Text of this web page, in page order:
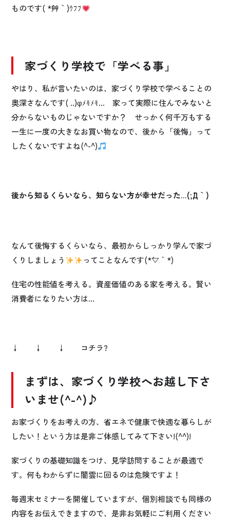
ものです( *´艸｀)ｳﾌﾌ
家づくり学校で「学べる事」
やはり、私が言いたいのは、家づくり学校で学べることの
奥深さなんです( ..)φﾒﾓﾒﾓ… 家って実際に住んでみないと
分からないものじゃないですか？ せっかく何千万もする
一生に一度の大きなお買い物なので、後から「後悔」って
したくないですよね(^-^)
後から知るくらいなら、知らない方が幸せだった…(;´Д｀)
なんて後悔するくらいなら、最初からしっかり学んで家づ
くりしましょう
ってことなんです(*´▽｀*)
住宅の性能値を考える。資産価値のある家を考える。賢い
消費者になりたい方は…
↓ ↓ ↓ コチラ?
まずは、家づくり学校へお越し下さ
いませ(^-^)♪
お家づくりをお考えの方、省エネで健康で快適な暮らしが
したい！という方は是非ご体感してみて下さい!(^^)!
家づくりの基礎知識をつけ、見学訪問することが最適で
す。何もわからずに闇雲に回るのは危険ですよ！
毎週末セミナーを開催していますが、個別相談でも同様の
内容をお伝えできますので、是非お気軽にご利用ください